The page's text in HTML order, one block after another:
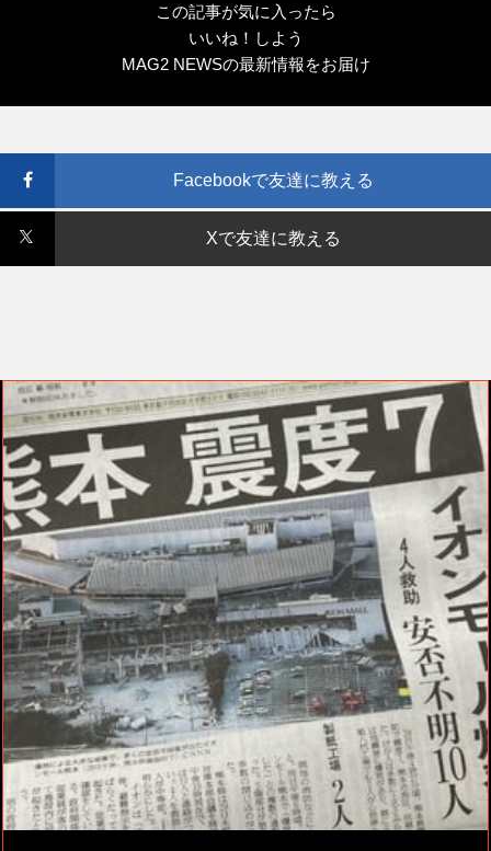
この記事が気に入ったら
いいね！しよう
MAG2 NEWSの最新情報をお届け
Facebookで友達に教える
Xで友達に教える